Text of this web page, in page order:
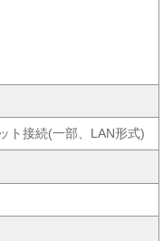
ト接続(一部、LAN形式)